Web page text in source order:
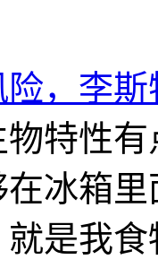
，李
物特性
冰箱
是我